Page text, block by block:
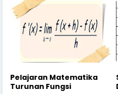
Pelajaran Matematika
Turunan Fungsi